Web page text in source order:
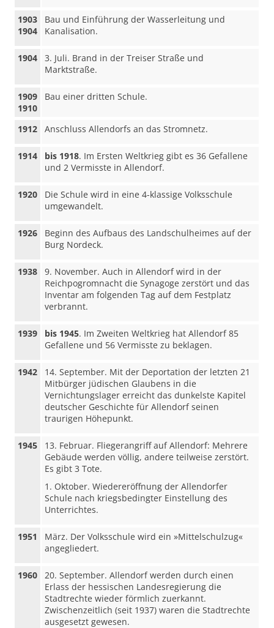
1903
1904
Bau und Einführung der Wasserleitung und
Kanalisation.
1904
3. Juli. Brand in der Treiser Straße und
Marktstraße.
1909
1910
Bau einer dritten Schule.
1912 Anschluss Allendorfs an das Stromnetz.
1914 bis 1918. Im Ersten Weltkrieg gibt es 36 Gefallene
und 2 Vermisste in Allendorf.
1920
Die Schule wird in eine 4-klassige Volksschule
umgewandelt.
1926
Beginn des Aufbaus des Landschulheimes auf der
Burg Nordeck.
1938
9. November. Auch in Allendorf wird in der
Reichpogromnacht die Synagoge zerstört und das
Inventar am folgenden Tag auf dem Festplatz
verbrannt.
1939 bis 1945. Im Zweiten Weltkrieg hat Allendorf 85
Gefallene und 56 Vermisste zu beklagen.
1942
14. September. Mit der Deportation der letzten 21
Mitbürger jüdischen Glaubens in die
Vernichtungslager erreicht das dunkelste Kapitel
deutscher Geschichte für Allendorf seinen
traurigen Höhepunkt.
1945
13. Februar. Fliegerangriff auf Allendorf: Mehrere
Gebäude werden völlig, andere teilweise zerstört.
Es gibt 3 Tote.
1. Oktober. Wiedereröffnung der Allendorfer
Schule nach kriegsbedingter Einstellung des
Unterrichtes.
1951
März. Der Volksschule wird ein »Mittelschulzug«
angegliedert.
1960
20. September. Allendorf werden durch einen
Erlass der hessischen Landesregierung die
Stadtrechte wieder förmlich zuerkannt.
Zwischenzeitlich (seit 1937) waren die Stadtrechte
ausgesetzt gewesen.